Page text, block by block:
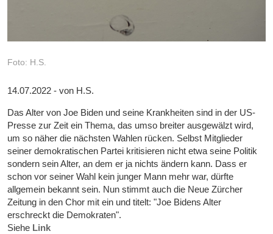
Foto: H.S.
14.07.2022 - von H.S.
Das Alter von Joe Biden und seine Krankheiten sind in der US-
Presse zur Zeit ein Thema, das umso breiter ausgewälzt wird,
um so näher die nächsten Wahlen rücken. Selbst Mitglieder
seiner demokratischen Partei kritisieren nicht etwa seine Politik
sondern sein Alter, an dem er ja nichts ändern kann. Dass er
schon vor seiner Wahl kein junger Mann mehr war, dürfte
allgemein bekannt sein. Nun stimmt auch die Neue Zürcher
Zeitung in den Chor mit ein und titelt: "Joe Bidens Alter
erschreckt die Demokraten".
Siehe Link